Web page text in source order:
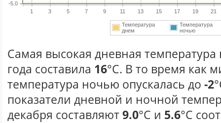
1 3 5 7 9 11 13 15 17 19 21
-5.0
Температура
днем
Температура
ночью
Самая высокая дневная температура
года составила 16°С. В то время как
температура ночью опускалась до -2
показатели дневной и ночной
декабря составляют9.0°С и 5.6°С